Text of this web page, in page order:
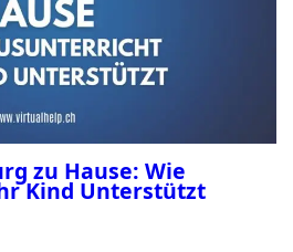
zu Hause: Wie
Kind Unterstützt